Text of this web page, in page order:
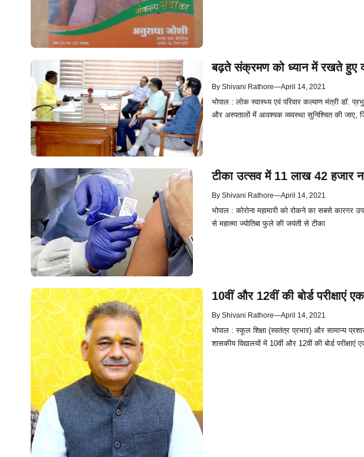
बढ़ते संक्रमण को ध्यान में रखते हुए
By Shivani Rathore—April 14, 2021
भोपाल : लोक स्वास्थ्य एवं परिवार कल्याण मंत्री डॉ.
और अस्पतालों में आवश्यक व्यवस्था सुनिश्चित की जाए,
टीका उत्सव में 11 लाख 42 हजार
By Shivani Rathore—April 14, 2021
भोपाल : कोरोना महामारी को रोकने का सबसे
से महात्मा ज्योतिबा फुले की जयंती से टीका
10वीं और 12वीं की बोर्ड परीक्षाएं
By Shivani Rathore—April 14, 2021
भोपाल : स्कूल शिक्षा (स्वतंत्र प्रभार) और सामान्य
शासकीय विद्यालयों में 10वीं और 12वीं की बोर्ड परीक्षाएं